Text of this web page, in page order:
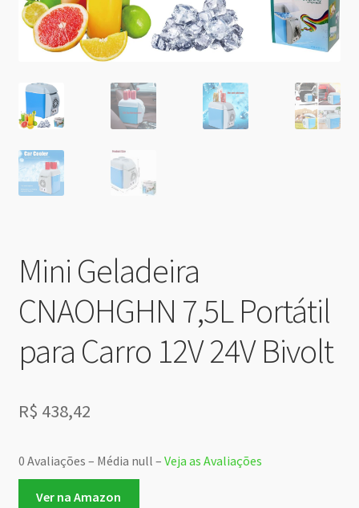
Mini Geladeira
CNAOHGHN 7,5L Portátil
para Carro 12V 24V Bivolt
R$ 438,42
0 Avaliações – Média null – Veja as Avaliações
Ver na Amazon